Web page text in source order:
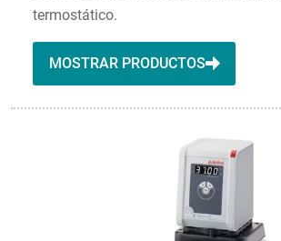
termostático.
MOSTRAR PRODUCTOS